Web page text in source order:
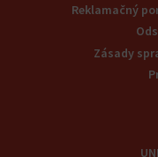
Reklamačný
Zásady